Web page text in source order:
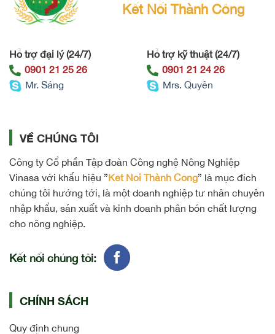
Kết Nối Thành Công
Hỗ trợ đại lý (24/7)
0901 21 25 26
Mr. Sáng
Hỗ trợ kỹ thuật (24/7)
0901 21 24 26
Mrs. Quyên
VỀ CHÚNG TÔI
Công ty Cổ phần Tập đoàn Công nghệ Nông Nghiệp
Vinasa với khẩu hiệu ”Kết Nối Thành Công” là mục đích
chúng tôi hướng tới, là một doanh nghiệp tư nhân chuyên
nhập khẩu, sản xuất và kinh doanh phân bón chất lượng
cho nông nghiệp.
Kết nối chúng tôi:
CHÍNH SÁCH
Quy định chung